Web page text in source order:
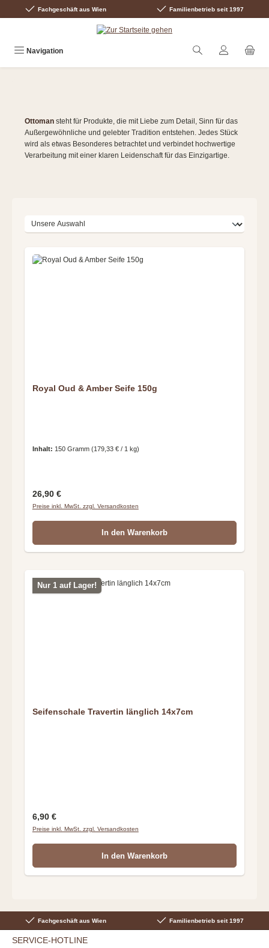
Zum Hauptinhalt springen
Fachgeschäft aus Wien Familienbetrieb seit 1997
Navigation
Ottoman steht für Produkte, die mit Liebe zum Detail, Sinn für das
Außergewöhnliche und gelebter Tradition entstehen. Jedes Stück
wird als etwas Besonderes betrachtet und verbindet hochwertige
Verarbeitung mit einer klaren Leidenschaft für das Einzigartige.
Royal Oud & Amber Seife 150g
Inhalt: 150 Gramm (179,33 € / 1 kg)
Regulärer Preis:
26,90 €
Preise inkl. MwSt. zzgl. Versandkosten
In den Warenkorb
Nur 1 auf Lager!
Seifenschale Travertin länglich 14x7cm
Regulärer Preis:
6,90 €
Preise inkl. MwSt. zzgl. Versandkosten
In den Warenkorb
Fachgeschäft aus Wien Familienbetrieb seit 1997
SERVICE-HOTLINE